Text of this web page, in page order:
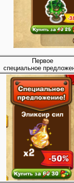
Первое
специальное